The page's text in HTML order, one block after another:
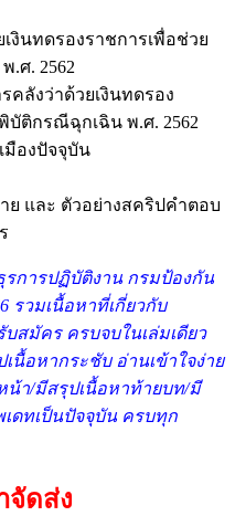
งินทดรองราชการเพื่อช่วย
.ศ. 2562
คลังว่าด้วยเงินทดรอง
บัติกรณีฉุกเฉิน พ.ศ. 2562
มืองปัจจุบัน
ย และ ตัวอย่างสคริปคำตอบ
การปฏิบัติงาน กรมป้องกัน
รวมเนื้อหาที่เกี่ยวกับ
สมัคร ครบจบในเล่มเดียว
นื้อหากระชับ อ่านเข้าใจง่าย
น้า/มีสรุปเนื้อหาท้ายบท/มี
ดทเป็นปัจจุบัน ครบทุก
จัดส่ง